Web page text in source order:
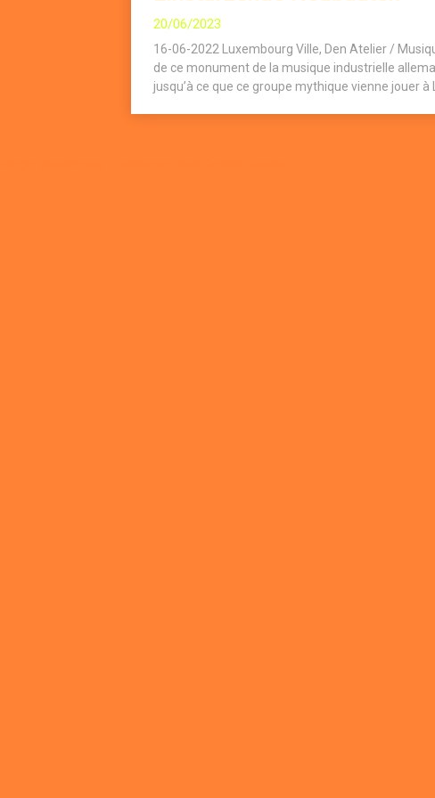
20/06/2023
16-06-2022 Luxembourg Ville, Den Atelier /
de ce monument de la musique industrielle
jusqu’à ce que ce groupe mythique vienne jouer à